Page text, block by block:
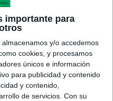
importante para
almacenamos y/o accedemos
cookies, y procesamos
únicos e información
para publicidad y contenido
y contenido,
de servicios. Con su
GRUPO
ABAJO EL
EN PDF